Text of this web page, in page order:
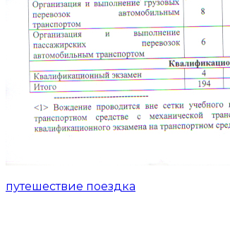
путешествие поездка